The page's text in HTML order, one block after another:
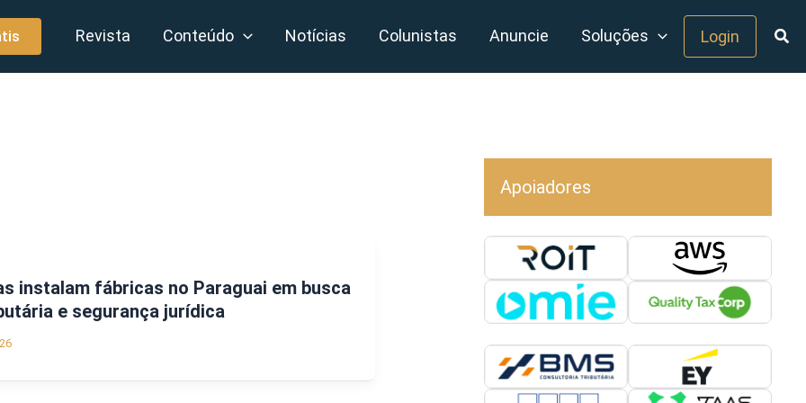
Revista Conteúdo Notícias Colunistas Anuncie Soluções Login
instalam fábricas no Paraguai em busca
e segurança jurídica
Apoiadores